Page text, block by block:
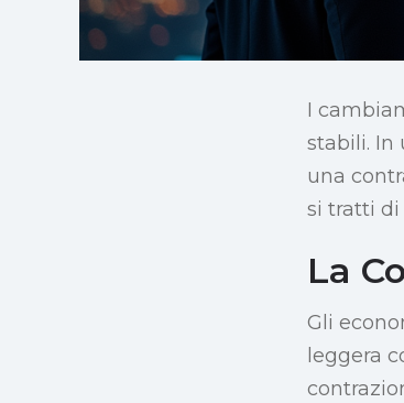
I
stabili. In
una
si tratti di
La
Gli
leggera